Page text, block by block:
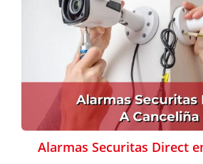
Alarmas Securitas Direct